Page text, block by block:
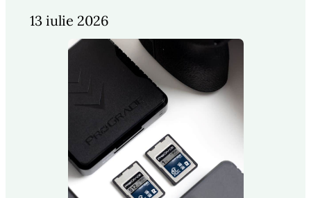
13 iulie 2026